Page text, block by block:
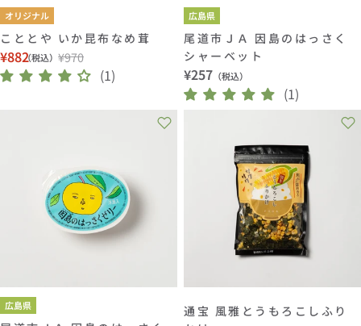
オリジナル
こととや いか昆布なめ茸
セ
ー
¥882（税込）
通
常
¥970
(1)
広島県
尾道市ＪＡ 因島のはっさく
シャーベット
通
常
¥257 （税込）
(1)
広島県
通宝 風雅とうもろこしふり